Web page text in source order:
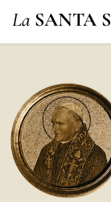
La SANTA